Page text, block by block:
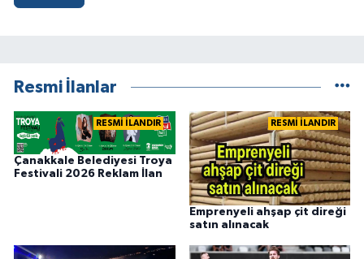
Resmi İlanlar
RESMİ İLANDIR
Çanakkale Belediyesi Troya
Festivali 2026 Reklam İlan
RESMİ İLANDIR
Emprenyeli ahşap çit direği
satın alınacak